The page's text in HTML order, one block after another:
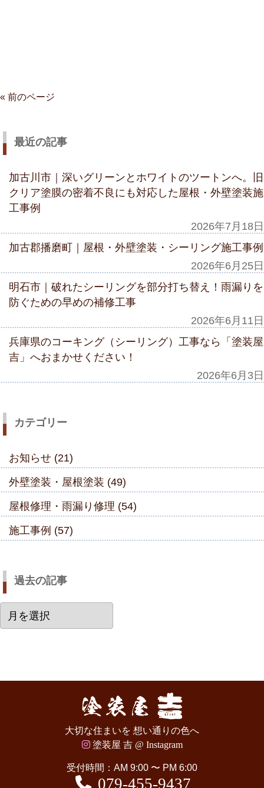
« 前のページ
最近の記事
加古川市｜深いグリーンとホワイトのツートンへ。旧
クリア塗膜の密着不良にも対応した屋根・外壁塗装施
工事例
2026年7月18日
加古郡播磨町｜屋根・外壁塗装・シーリング施工事例
2026年6月25日
明石市｜破れたシーリングを部分打ち替え！雨漏りを
防ぐための早めの補修工事
2026年6月11日
兵庫県のコーキング（シーリング）工事なら「塗装屋
吉」へおまかせください！
2026年6月3日
カテゴリー
お知らせ (21)
外壁塗装・屋根塗装 (49)
屋根修理・雨漏り修理 (54)
施工事例 (57)
過去の記事
去
大切な住まいを 想い通りの色へ
塗装屋 吉 @ Instagram
受付時間：AM 9:00 〜 PM 6:00
079-455-9437